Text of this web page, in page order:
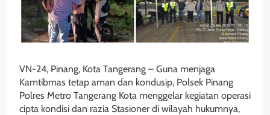
VN-24, Pinang, Kota Tangerang – Guna menjaga
Kamtibmas tetap aman dan kondusip, Polsek Pinang
Polres Metro Tangerang Kota menggelar kegiatan operasi
cipta kondisi dan razia Stasioner di wilayah hukumnya,